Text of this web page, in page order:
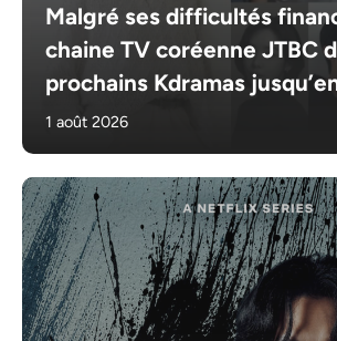
Malgré ses difficultés
chaine TV coréenne JTBC
prochains Kdramas
1 août 2026